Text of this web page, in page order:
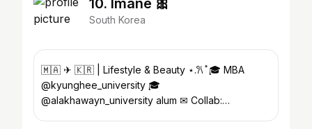
10. Imane 🎀
South Korea
🇲🇦 ✈︎ 🇰🇷 | Lifestyle & Beauty ⋆.𐙚 ̊ 🎓 MBA
@kyunghee_university 🎓
@alakhawayn_university alum ✉︎ Collab: